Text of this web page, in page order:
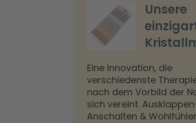
Unsere
Eine Innovation, die
verschiedenste
nach dem Vorbild der
sich vereint.
Anschalten &